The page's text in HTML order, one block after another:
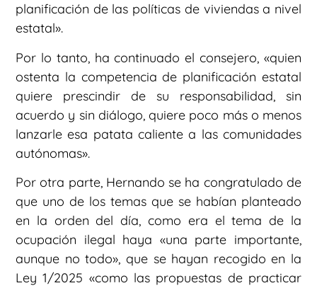
planificación de las políticas de viviendas a nivel
estatal».
Por lo tanto, ha continuado el consejero, «quien
ostenta la competencia de planificación estatal
quiere prescindir de su responsabilidad, sin
acuerdo y sin diálogo, quiere poco más o menos
lanzarle esa patata caliente a las comunidades
autónomas».
Por otra parte, Hernando se ha congratulado de
que uno de los temas que se habían planteado
en la orden del día, como era el tema de la
ocupación ilegal haya «una parte importante,
aunque no todo», que se hayan recogido en la
Ley 1/2025 «como las propuestas de practicar